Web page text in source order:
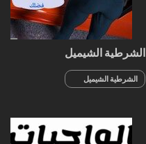
الشرطية الشيميل
الشرطية الشيميل
الجزء 2